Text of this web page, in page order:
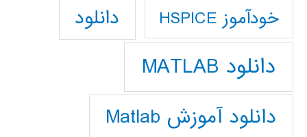
خودآموز HSPICE دانلود
دانلود MATLAB
دانلود آموزش Matlab